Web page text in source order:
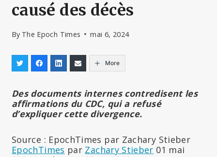
causé des décès
By The Epoch Times mai 6, 2024
More
Des documents internes contredisent les
affirmations du CDC, qui a refusé
d’expliquer cette divergence.
Source : EpochTimes par Zachary Stieber
EpochTimes par Zachary Stieber 01 mai